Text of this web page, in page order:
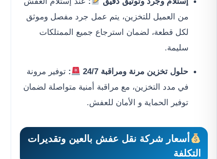
من العميل للتخزين، يتم عمل جرد مفصل وموثق
لكل قطعة، لضمان استرجاع جميع الممتلكات
سليمة.
حلول تخزين مرنة ومراقبة 24/7 : توفير مرونة
في مدد التخزين، مع مراقبة أمنية متواصلة لضمان
توفير الحماية و الأمان للعفش.
أسعار شركة نقل عفش بالعين وتقديرات
التكلفة